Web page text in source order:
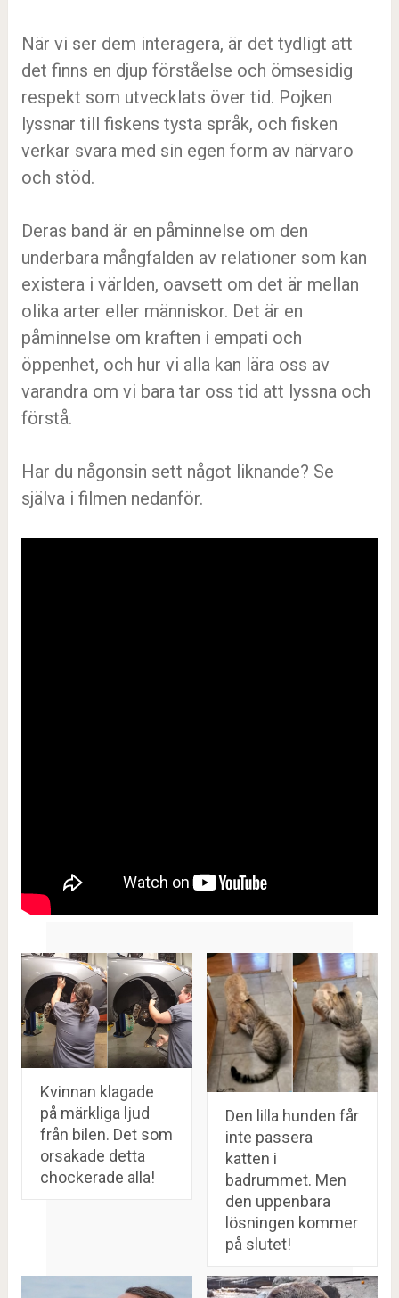
När vi ser dem interagera, är det tydligt att
det finns en djup förståelse och ömsesidig
respekt som utvecklats över tid. Pojken
lyssnar till fiskens tysta språk, och fisken
verkar svara med sin egen form av närvaro
och stöd.
Deras band är en påminnelse om den
underbara mångfalden av relationer som kan
existera i världen, oavsett om det är mellan
olika arter eller människor. Det är en
påminnelse om kraften i empati och
öppenhet, och hur vi alla kan lära oss av
varandra om vi bara tar oss tid att lyssna och
förstå.
Har du någonsin sett något liknande? Se
själva i filmen nedanför.
Kvinnan klagade
på märkliga ljud
från bilen. Det som
orsakade detta
chockerade alla!
Den lilla hunden får
inte passera
katten i
badrummet. Men
den uppenbara
lösningen kommer
på slutet!